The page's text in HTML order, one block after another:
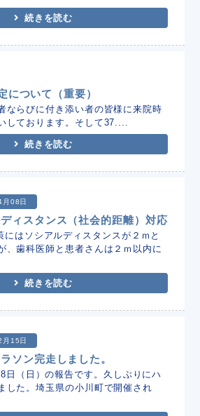
続きを読む
について（重要）
ならびに付き添い者の皆様に来院時
しております。そして37....
続きを読む
08日
ィスタンス（社会的距離）対応
にはソシアルディスタンスが２ｍと
、歯科医師と患者さんは２ｍ以内に
続きを読む
15日
ソン完走しました。
日（日）の報告です。久しぶりにハ
した。埼玉県の小川町で開催され